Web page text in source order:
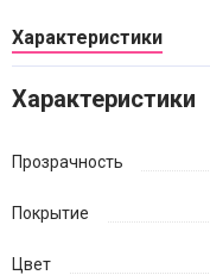
Характеристики
Характеристики
Прозрачность
Покрытие
Цвет